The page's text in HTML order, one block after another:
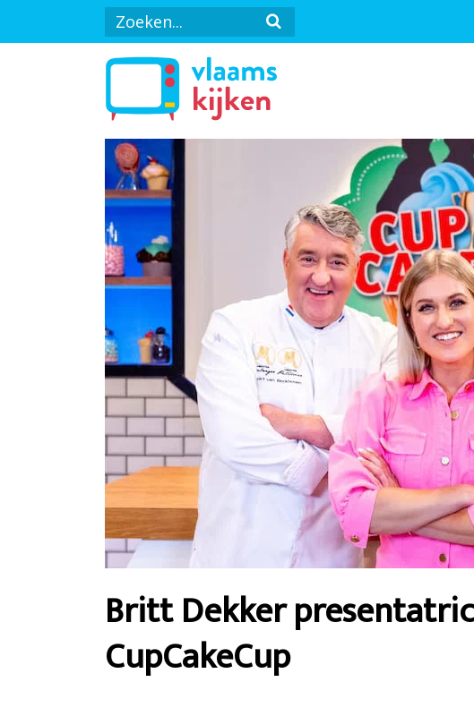
Britt Dekker
CupCakeCup